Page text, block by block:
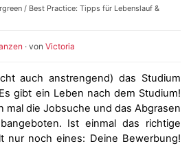
/ Best Practice: Tipps für Lebenslauf &
· von Victoria
auch anstrengend) das Studium
gibt ein Leben nach dem Studium!
mal die Jobsuche und das Abgrasen
Ist einmal das richtige
nur noch eines: Deine Bewerbung!